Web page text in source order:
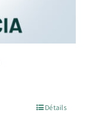
Détails